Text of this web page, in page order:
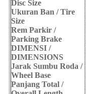
Disc Size
Ukuran Ban / Tire
Size
Rem Parkir /
Parking Brake
DIMENSI /
DIMENSIONS
Jarak Sumbu Roda /
Wheel Base
Panjang Total /